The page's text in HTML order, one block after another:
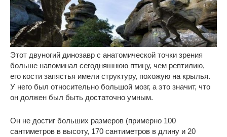
Этот двуногий динозавр с анатомической точки зрения
больше напоминал сегодняшнюю птицу, чем рептилию,
его кости запястья имели структуру, похожую на крылья.
У него был относительно большой мозг, а это значит, что
он должен был быть достаточно умным.
Он не достиг больших размеров (примерно 100
сантиметров в высоту, 170 сантиметров в длину и 20